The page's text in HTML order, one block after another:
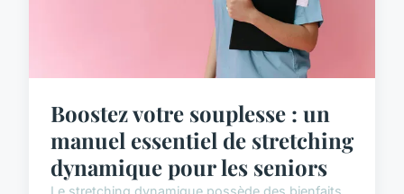
Boostez votre souplesse : un
manuel essentiel de stretching
dynamique pour les seniors
Le stretching dynamique possède des bienfaits